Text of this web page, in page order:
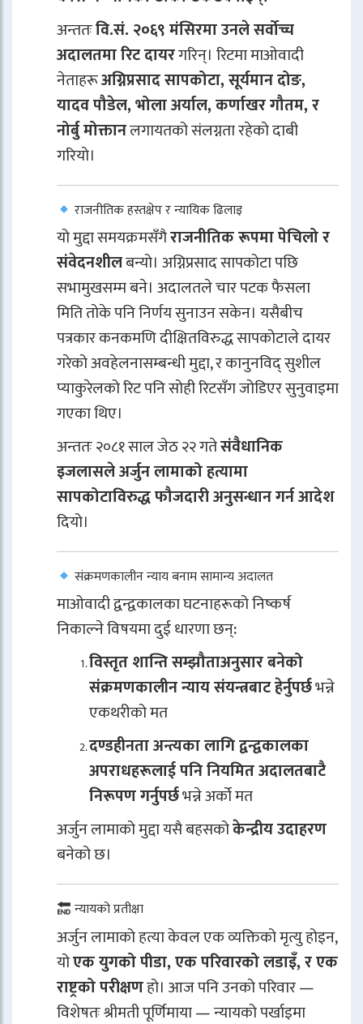
अन्ततःवि.सं. २०६९ मंसिरमा उनले सर्वोच्च
अदालतमा रिट दायरगरिन्। रिटमा माओवादी
नेताहरूअग्निप्रसाद सापकोटा, सूर्यमान दोङ,
यादव पौडेल, भोला अर्याल, कर्णाखर गौतम, र
नोर्बु मोक्तानलगायतको संलग्नता रहेको दाबी
गरियो।
राजनीतिक हस्तक्षेप र न्यायिक ढिलाइ
यो मुद्दा समयक्रमसँगैराजनीतिक रूपमा पेचिलो र
संवेदनशीलबन्यो। अग्निप्रसाद सापकोटा पछि
सभामुखसम्म बने। अदालतले चार पटक फैसला
मिति तोके पनि निर्णय सुनाउन सकेन। यसैबीच
पत्रकार कनकमणि दीक्षितविरुद्ध सापकोटाले दायर
गरेको अवहेलनासम्बन्धी मुद्दा, र कानुनविद् सुशील
प्याकुरेलको रिट पनि सोही रिटसँग जोडिएर सुनुवाइमा
गएका थिए।
अन्ततः २०८१ साल जेठ २२ गतेसंवैधानिक
इजलासले अर्जुन लामाको हत्यामा
सापकोटाविरुद्ध फौजदारी अनुसन्धान गर्न आदेश
दियो।
संक्रमणकालीन न्याय बनाम सामान्य अदालत
माओवादी द्वन्द्वकालका घटनाहरूको निष्कर्ष
निकाल्ने विषयमा दुई धारणा छन्:
विस्तृत शान्ति सम्झौताअनुसार बनेको
संक्रमणकालीन न्याय संयन्त्रबाट हेर्नुपर्छभन्ने
एकथरीको मत
दण्डहीनता अन्त्यका लागि द्वन्द्वकालका
अपराधहरूलाई पनि नियमित अदालतबाटै
निरूपण गर्नुपर्छभन्ने अर्को मत
अर्जुन लामाको मुद्दा यसै बहसकोकेन्द्रीय उदाहरण
बनेको छ।
न्यायको प्रतीक्षा
अर्जुन लामाको हत्या केवल एक व्यक्तिको मृत्यु होइन,
योएक युगको पीडा, एक परिवारको लडाइँ, र एक
राष्ट्रको परीक्षणहो। आज पनि उनको परिवार —
विशेषतः श्रीमती पूर्णिमाया — न्यायको पर्खाइमा